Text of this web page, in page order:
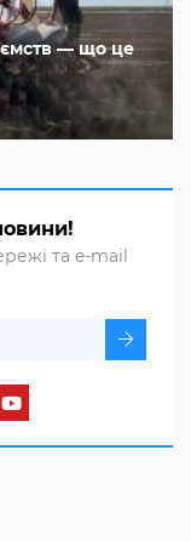
— що це
та e-mail